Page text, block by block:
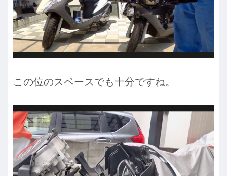
この位のスペースでも十分ですね。